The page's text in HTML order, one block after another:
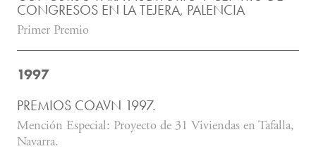
CONGRESOS EN LA TEJERA, PALENCIA
Primer Premio
1997
PREMIOS COAVN 1997.
Mención Especial: Proyecto de 31 Viviendas en Tafalla,
Navarra.